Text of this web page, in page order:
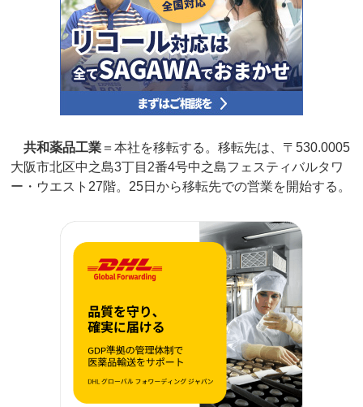
共和薬品工業 ＝本社を移転する。移転先は、〒530.0005
大阪市北区中之島3丁目2番4号中之島フェスティバルタワ
ー・ウエスト27階。25日から移転先での営業を開始する。